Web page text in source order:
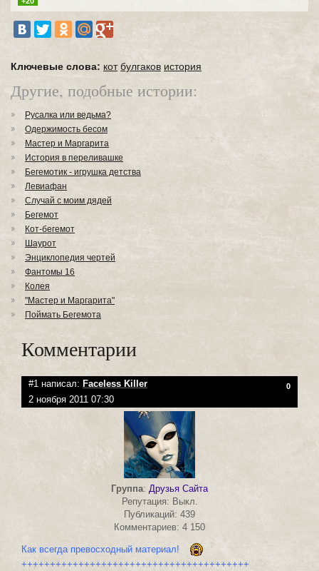
Ключевые слова: кот булгаков история
Другие, подобные истории:
Русалка или ведьма?
Одержимость бесом
Мастер и Маргарита
История в переливашке
Бегемотик - игрушка детства
Левиафан
Случай с моим дядей
Бегемот
Кот-бегемот
Шаурот
Энциклопедия чертей
Фантомы 16
Колея
"Мастер и Маргарита"
Поймать Бегемота
Комментарии
#1 написал: Faceless Killer 0
2 ноября 2011 07:30
Группа: Друзья Сайта
Репутация: Выкл.
Публикаций: 439
Комментариев: 4 150
Как всегда превосходный материал!
++++++++++++++++++++++++++++++++++++++++